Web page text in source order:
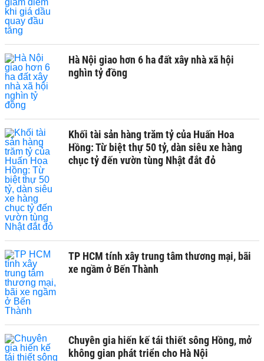
Hà Nội giao hơn 6 ha đất xây nhà xã hội
nghìn tỷ đồng
Khối tài sản hàng trăm tỷ của Huấn Hoa
Hồng: Từ biệt thự 50 tỷ, dàn siêu xe hàng
chục tỷ đến vườn tùng Nhật đắt đỏ
TP HCM tính xây trung tâm thương mại, bãi
xe ngầm ở Bến Thành
Chuyên gia hiến kế tái thiết sông Hồng, mở
không gian phát triển cho Hà Nội